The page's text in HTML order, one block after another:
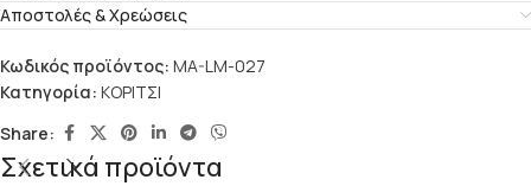
Αποστολές & Χρεώσεις
Κωδικός προϊόντος: MA-LM-027
Κατηγορία: ΚΟΡΙΤΣΙ
Share:
Σχετικά προϊόντα